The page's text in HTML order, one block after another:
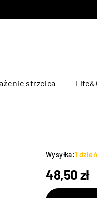
strzelca
Wysyłka:1
48,50zł